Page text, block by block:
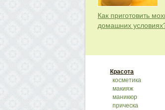
Как приготовить
домашних
Красота
косметика
макияж
маникюр
прическа